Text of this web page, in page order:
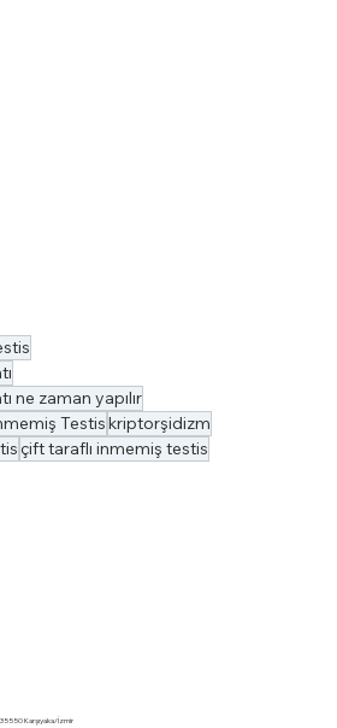
ne zaman yapılır
Testiskriptorşidizm
çift taraflı inmemiş testis
Karşıyaka/İzmir